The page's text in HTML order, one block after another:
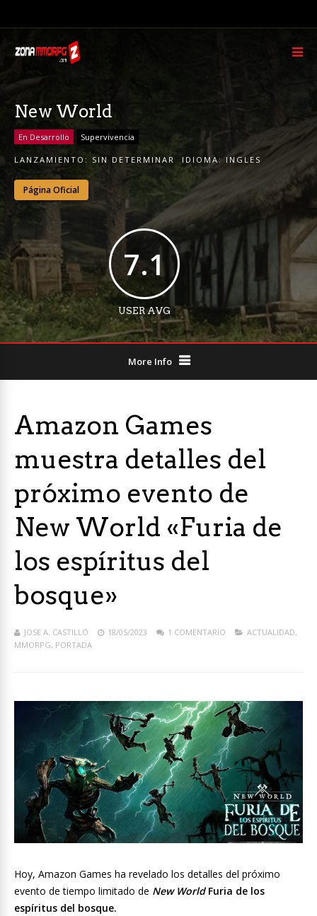
New World
En Desarrollo Supervivencia
LANZAMIENTO: SIN DETERMINAR IDIOMA:INGLES
Página Oficial
7.1
USER AVG
More Info
Amazon Games
muestra detalles del
próximo evento de
New World «Furia de
los espíritus del
bosque»
JOSE A. CASTILLO 18/05/2023 1 COMENTARIO ACTUALIDAD,
MMORPG, PORTADA
Hoy, Amazon Games ha revelado los detalles del próximo
evento de tiempo limitado de New WorldFuria de los
espíritus del bosque.